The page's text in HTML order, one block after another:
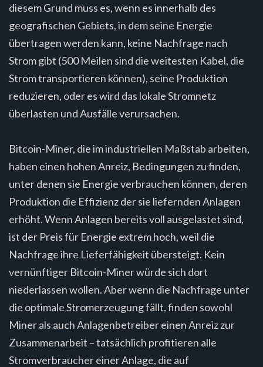
diesem Grund muss es, wenn es innerhalb des
geografischen Gebiets, in dem seine Energie
übertragen werden kann, keine Nachfrage nach
Strom gibt (500 Meilen sind die weitesten Kabel, die
Strom transportieren können), seine Produktion
reduzieren, oder es wird das lokale Stromnetz
überlasten und Ausfälle verursachen.
Bitcoin-Miner, die im industriellen Maßstab arbeiten,
haben einen hohen Anreiz, Bedingungen zu finden,
unter denen sie Energie verbrauchen können, deren
Produktion die Effizienz der sie liefernden Anlagen
erhöht. Wenn Anlagen bereits voll ausgelastet sind,
ist der Preis für Energie extrem hoch, weil die
Nachfrage ihre Lieferfähigkeit übersteigt. Kein
vernünftiger Bitcoin-Miner würde sich dort
niederlassen wollen. Aber wenn die Nachfrage unter
die optimale Stromerzeugung fällt, finden sowohl
Miner als auch Anlagenbetreiber einen Anreiz zur
Zusammenarbeit – tatsächlich profitieren alle
Stromverbraucher einer Anlage, die auf